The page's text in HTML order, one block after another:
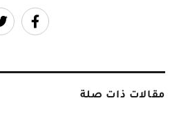
مقالات ذات صلة